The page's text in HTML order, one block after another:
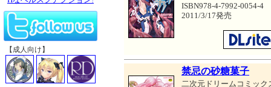
【成人向け】
ISBN978-4-7992-0054-4
2011/3/17発売
禁忌の砂糖菓子
二次元ドリームコミック